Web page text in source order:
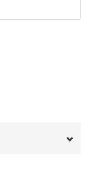
ここにさらに金
13:11